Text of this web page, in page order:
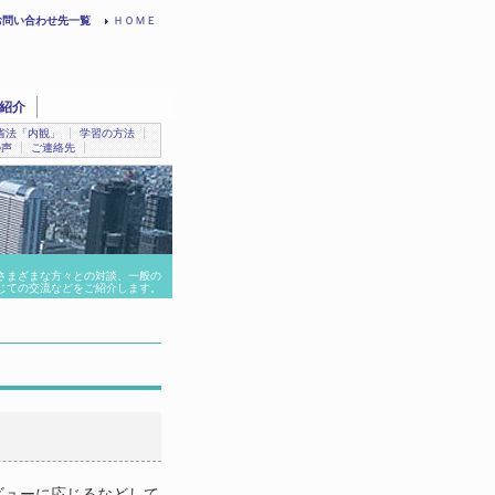
ＨＯＭＥ
問い合わせ先一覧
介
法「内観」
学習の方法
ご連絡先
まざまな方々との対談、一般の
の交流などをご紹介します。